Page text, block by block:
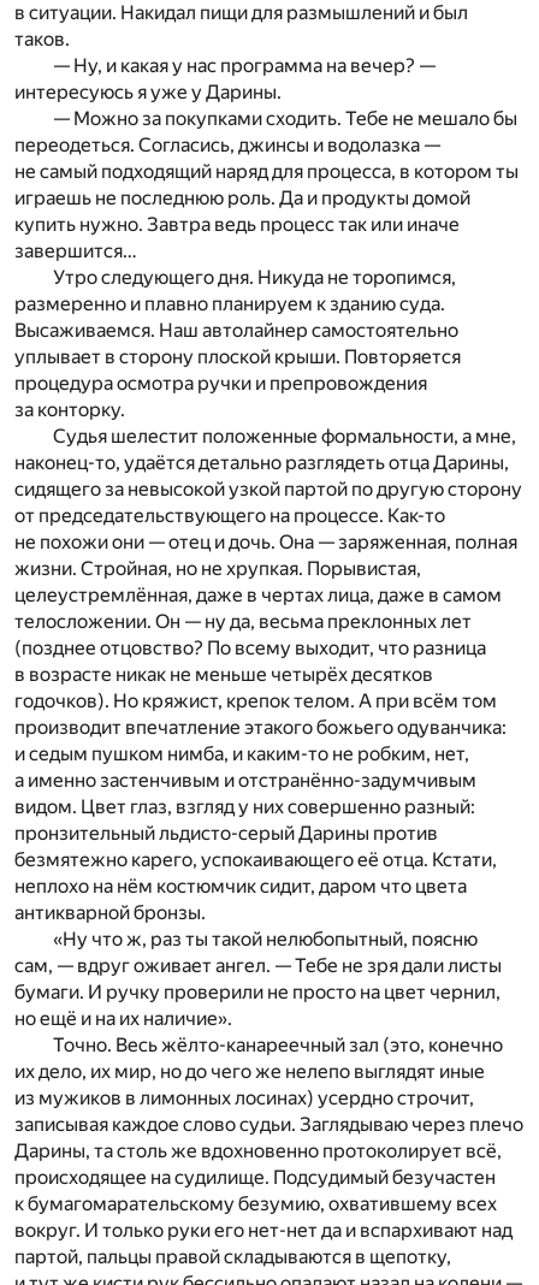
в ситуации. Накидал пищи для размышлений и был
таков.
— Ну, и какая у нас программа на вечер? —
интересуюсь я уже у Дарины.
— Можно за покупками сходить. Тебе не мешало бы
переодеться. Согласись, джинсы и водолазка —
не самый подходящий наряд для процесса, в котором ты
играешь не последнюю роль. Да и продукты домой
купить нужно. Завтра ведь процесс так или иначе
завершится…
Утро следующего дня. Никуда не торопимся,
размеренно и плавно планируем к зданию суда.
Высаживаемся. Наш автолайнер самостоятельно
уплывает в сторону плоской крыши. Повторяется
процедура осмотра ручки и препровождения
за конторку.
Судья шелестит положенные формальности, а мне,
наконец-то, удаётся детально разглядеть отца Дарины,
сидящего за невысокой узкой партой по другую сторону
от председательствующего на процессе. Как-то
не похожи они — отец и дочь. Она — заряженная, полная
жизни. Стройная, но не хрупкая. Порывистая,
целеустремлённая, даже в чертах лица, даже в самом
телосложении. Он — ну да, весьма преклонных лет
(позднее отцовство? По всему выходит, что разница
в возрасте никак не меньше четырёх десятков
годочков). Но кряжист, крепок телом. А при всём том
производит впечатление этакого божьего одуванчика:
и седым пушком нимба, и каким-то не робким, нет,
а именно застенчивым и отстранённо-задумчивым
видом. Цвет глаз, взгляд у них совершенно разный:
пронзительный льдисто-серый Дарины против
безмятежно карего, успокаивающего её отца. Кстати,
неплохо на нём костюмчик сидит, даром что цвета
антикварной бронзы.
«Ну что ж, раз ты такой нелюбопытный, поясню
сам, — вдруг оживает ангел. — Тебе не зря дали листы
бумаги. И ручку проверили не просто на цвет чернил,
но ещё и на их наличие».
Точно. Весь жёлто-канареечный зал (это, конечно
их дело, их мир, но до чего же нелепо выглядят иные
из мужиков в лимонных лосинах) усердно строчит,
записывая каждое слово судьи. Заглядываю через плечо
Дарины, та столь же вдохновенно протоколирует всё,
происходящее на судилище. Подсудимый безучастен
к бумагомарательскому безумию, охватившему всех
вокруг. И только руки его нет-нет да и вспархивают над
партой, пальцы правой складываются в щепотку,